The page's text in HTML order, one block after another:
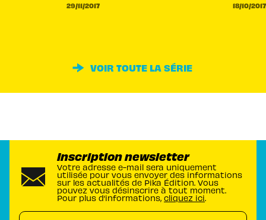
29/11/2017 18/10/2017
VOIR TOUTE LA SÉRIE
Inscription newsletter
Votre adresse e-mail sera uniquement
utilisée pour vous envoyer des informations
sur les actualités de Pika Édition. Vous
pouvez vous désinscrire à tout moment.
Pour plus d’informations, cliquez ici.